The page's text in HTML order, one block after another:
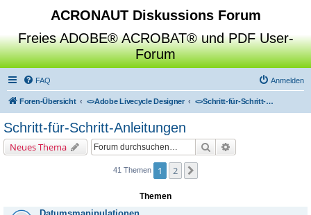
ACRONAUT Diskussions Forum
Freies ADOBE® ACROBAT® und PDF User-
Forum
FAQ Anmelden
Foren-Übersicht <>Adobe Livecycle Designer <>Schritt-für-Schritt-Anleitungen
Schritt-für-Schritt-Anleitungen
Neues Thema Suche
41 Themen 1 2
Themen